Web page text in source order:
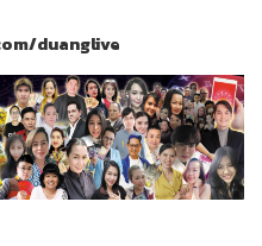
duanglive